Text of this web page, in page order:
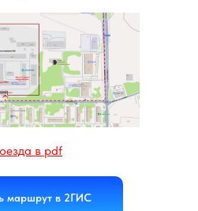
в pdf
маршрут в 2ГИС